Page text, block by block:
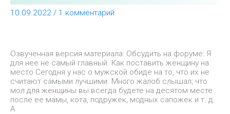
10.09.2022 / 1 комментарий
Озвученная версия материала: Обсудить на форуме: Я
для нее не самый главный. Как поставить женщину на
место Сегодня у нас о мужской обиде на то, что их не
считают самыми лучшими. Много жалоб слышал, что
мол для женщины вы всегда будете на десятом месте
после ее мамы, кота, подружек, модных сапожек и т. д.
А
на
место